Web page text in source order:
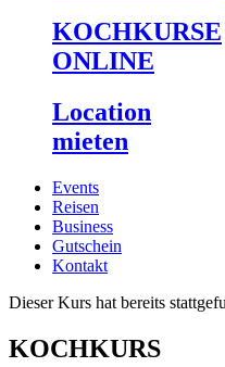
KOCHKURSE
ONLINE
Location
mieten
Events
Reisen
Business
Gutschein
Kontakt
Dieser Kurs hat bereits
KOCHKURS